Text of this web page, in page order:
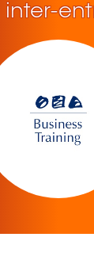
inter-